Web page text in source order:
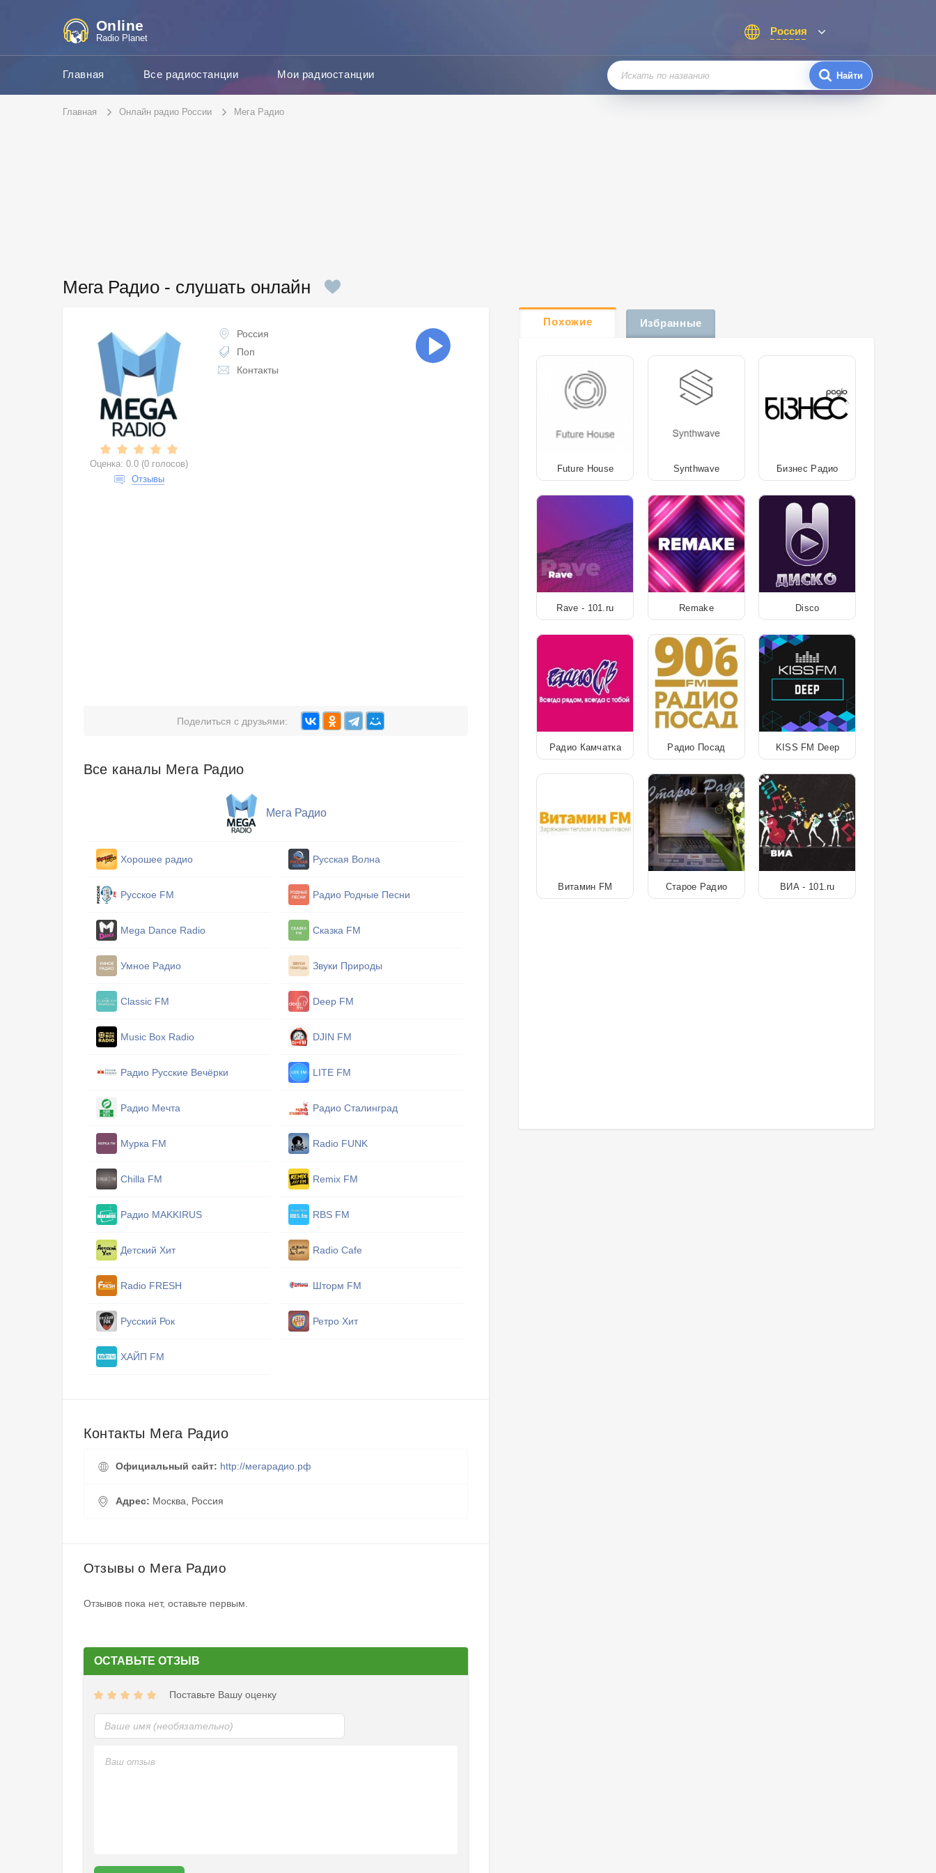
Online
Radio Planet
Россия
Главная Все радиостанции Мои радиостанции
Главная Онлайн радио России Мега Радио
Мега Радио - слушать онлайн
Оценка: 0.0 (0 голосов)
Отзывы
Россия
Поп
Контакты
Поделиться с друзьями:
Все каналы Мега Радио
Мега Радио
Хорошее радио Русская Волна
Русское FM Радио Родные Песни
Mega Dance Radio Сказка FM
Умное Радио Звуки Природы
Classic FM Deep FM
Music Box Radio DJIN FM
Радио Русские Вечёрки LITE FM
Радио Мечта Радио Сталинград
Мурка FM Radio FUNK
Chilla FM Remix FM
Радио MAKKIRUS RBS FM
Детский Хит Radio Cafe
Radio FRESH Шторм FM
Русский Рок Ретро Хит
ХАЙП FM
Контакты Мега Радио
Официальный сайт: http://мегарадио.рф
Адрес: Москва, Россия
Отзывы о Мега Радио
Отзывов пока нет, оставьте первым.
ОСТАВЬТЕ ОТЗЫВ
Поставьте Вашу оценку
Похожие Избранные
Future House Synthwave Бизнес Радио
Rave - 101.ru Remake Disco
Радио Камчатка Радио Посад KISS FM Deep
Витамин FM Старое Радио ВИА - 101.ru